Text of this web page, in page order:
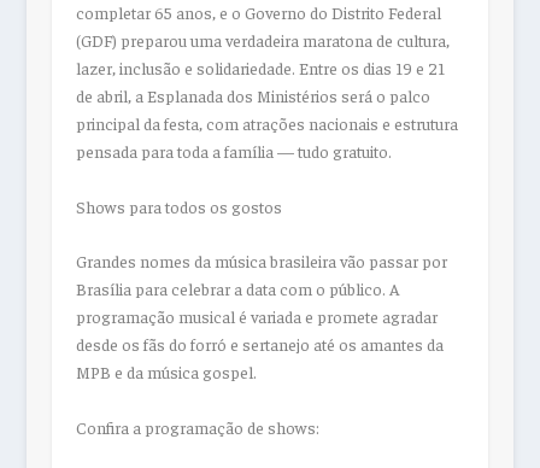
completar 65 anos, e o Governo do Distrito Federal
(GDF) preparou uma verdadeira maratona de cultura,
lazer, inclusão e solidariedade. Entre os dias 19 e 21
de abril, a Esplanada dos Ministérios será o palco
principal da festa, com atrações nacionais e estrutura
pensada para toda a família — tudo gratuito.
Shows para todos os gostos
Grandes nomes da música brasileira vão passar por
Brasília para celebrar a data com o público. A
programação musical é variada e promete agradar
desde os fãs do forró e sertanejo até os amantes da
MPB e da música gospel.
Confira a programação de shows: